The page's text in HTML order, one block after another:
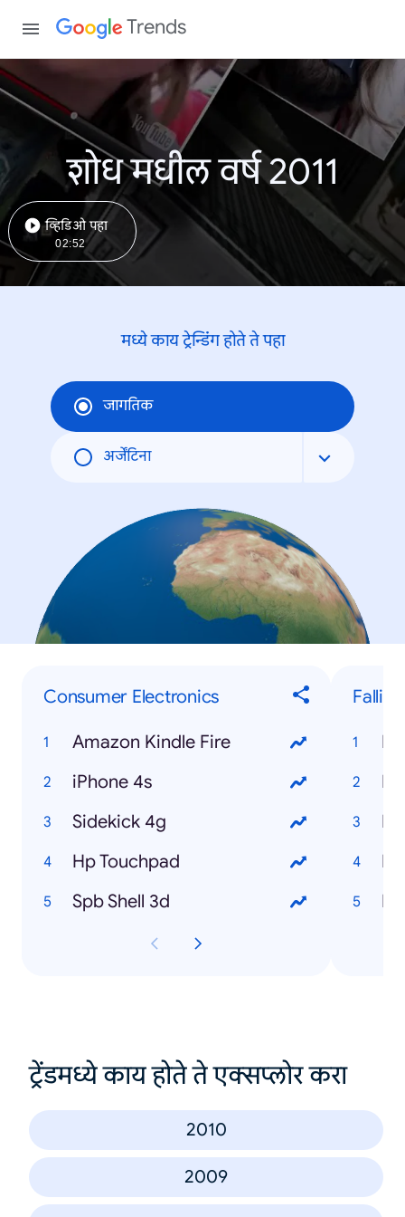
Trends
शोध मधील वर्ष 2011
व्हिडिओ पहा
02:52
मध्ये काय ट्रेन्डिंंग होते ते पहा
जागतिक
अर्जेंटिना
Consumer Electronics
Amazon Kindle Fire
iPhone 4s
Sidekick 4g
Hp Touchpad
Spb Shell 3d
ट्रेंडमध्ये काय होते ते एक्सप्लोर करा
2010
2009